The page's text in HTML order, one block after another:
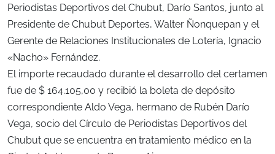
Periodistas Deportivos del Chubut, Darío Santos, junto al
Presidente de Chubut Deportes, Walter Ñonquepan y el
Gerente de Relaciones Institucionales de Lotería, Ignacio
«Nacho» Fernández.
El importe recaudado durante el desarrollo del certamen
fue de $ 164.105,00 y recibió la boleta de depósito
correspondiente Aldo Vega, hermano de Rubén Darío
Vega, socio del Círculo de Periodistas Deportivos del
Chubut que se encuentra en tratamiento médico en la